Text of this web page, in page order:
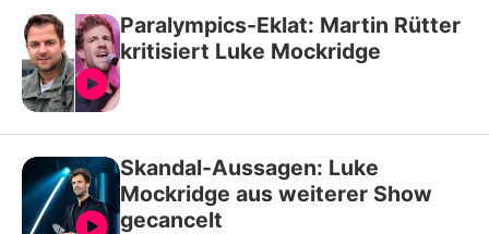
Paralympics-Eklat: Martin Rütter
kritisiert Luke Mockridge
Skandal-Aussagen: Luke
Mockridge aus weiterer Show
gecancelt